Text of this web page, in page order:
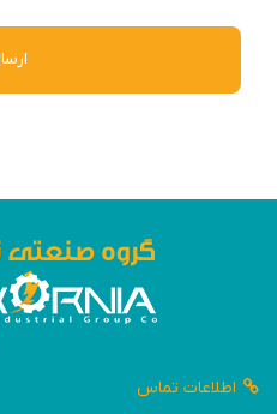
اطلاعات تماس